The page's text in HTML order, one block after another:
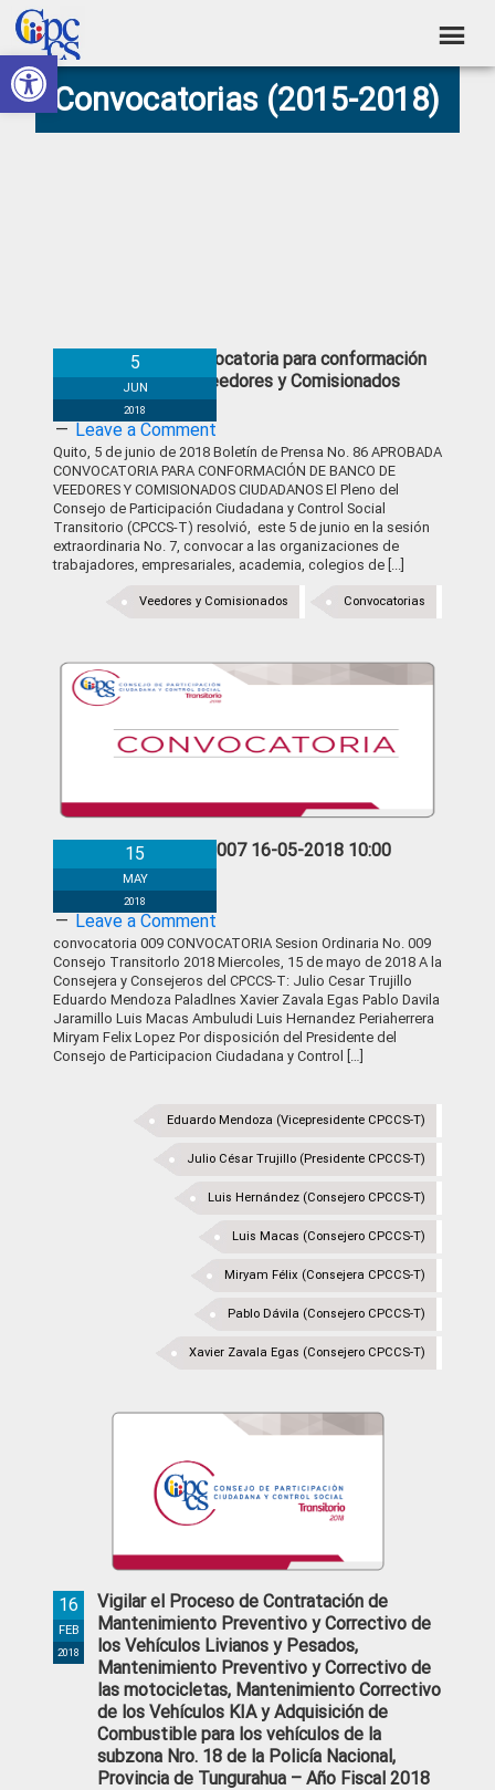
Abrir barra de herramientas
Skip
to
primary
navigation
Skip
to
main
content
Skip
to
primary
sidebar
Skip
to
footer
Consejo
de
Construyendo
Poder
Ciudadano
Convocatorias (2015-2018)
Aprobada Convocatoria para conformación
de Banco de Veedores y Comisionados
Ciudadanos
5
JUN
2018
Leave a Comment
Quito, 5 de junio de 2018 Boletín de Prensa No. 86 APROBADA
CONVOCATORIA PARA CONFORMACIÓN DE BANCO DE
VEEDORES Y COMISIONADOS CIUDADANOS El Pleno del
Consejo de Participación Ciudadana y Control Social
Transitorio (CPCCS-T) resolvió, este 5 de junio en la sesión
extraordinaria No. 7, convocar a las organizaciones de
trabajadores, empresariales, academia, colegios de [...]
Convocatorias
Veedores y Comisionados
Convocatoria #007 16-05-2018 10:00
15
MAY
2018
Leave a Comment
convocatoria 009 CONVOCATORIA Sesion Ordinaria No. 009
Consejo Transitorlo 2018 Miercoles, 15 de mayo de 2018 A la
Consejera y Consejeros del CPCCS-T: Julio Cesar Trujillo
Eduardo Mendoza Paladlnes Xavier Zavala Egas Pablo Davila
Jaramillo Luis Macas Ambuludi Luis Hernandez Periaherrera
Miryam Felix Lopez Por disposición del Presidente del
Consejo de Participacion Ciudadana y Control […]
Eduardo Mendoza (Vicepresidente CPCCS-T)
Julio César Trujillo (Presidente CPCCS-T)
Luis Hernández (Consejero CPCCS-T)
Luis Macas (Consejero CPCCS-T)
Miryam Félix (Consejera CPCCS-T)
Pablo Dávila (Consejero CPCCS-T)
Xavier Zavala Egas (Consejero CPCCS-T)
Vigilar el Proceso de Contratación de
Mantenimiento Preventivo y Correctivo de
los Vehículos Livianos y Pesados,
Mantenimiento Preventivo y Correctivo de
las motocicletas, Mantenimiento Correctivo
de los Vehículos KIA y Adquisición de
Combustible para los vehículos de la
subzona Nro. 18 de la Policía Nacional,
Provincia de Tungurahua – Año Fiscal 2018
16
FEB
2018